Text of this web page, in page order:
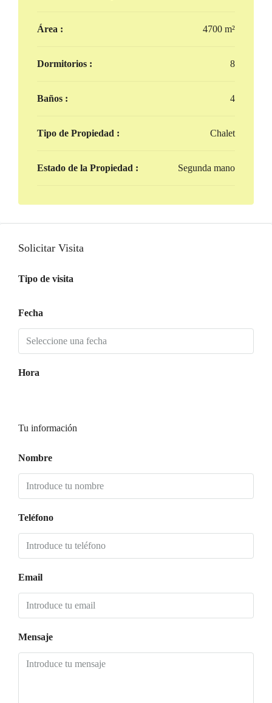
Área : 4700 m²
Dormitorios : 8
Baños : 4
Tipo de Propiedad : Chalet
Estado de la Propiedad : Segunda mano
Solicitar Visita
Tipo de visita
Fecha
Hora
Tu información
Nombre
Teléfono
Email
Mensaje